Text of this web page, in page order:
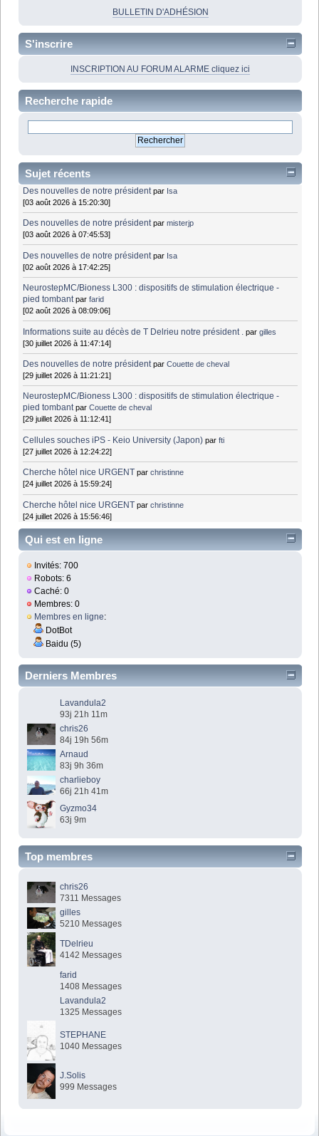
BULLETIN D'ADHÉSION
S'inscrire
INSCRIPTION AU FORUM ALARME cliquez ici
Recherche rapide
Sujet récents
Des nouvelles de notre président par Isa
[03 août 2026 à 15:20:30]
Des nouvelles de notre président parmisterjp
[03 août 2026 à 07:45:53]
Des nouvelles de notre président par Isa
[02 août 2026 à 17:42:25]
NeurostepMC/Bioness L300 : dispositifs de stimulation électrique -
pied tombant parfarid
[02 août 2026 à 08:09:06]
Informations suite au décès de T Delrieu notre président . pargilles
[30 juillet 2026 à 11:47:14]
Des nouvelles de notre président parCouette de cheval
[29 juillet 2026 à 11:21:21]
NeurostepMC/Bioness L300 : dispositifs de stimulation électrique -
pied tombant parCouette de cheval
[29 juillet 2026 à 11:12:41]
Cellules souches iPS - Keio University (Japon) parfti
[27 juillet 2026 à 12:24:22]
Cherche hôtel nice URGENT parchristinne
[24 juillet 2026 à 15:59:24]
Cherche hôtel nice URGENT parchristinne
[24 juillet 2026 à 15:56:46]
Qui est en ligne
Invités: 700
Robots: 6
Caché: 0
Membres: 0
Membres en ligne:
DotBot
Baidu (5)
Derniers Membres
Lavandula2
93j 21h 11m
chris26
84j 19h 56m
Arnaud
83j 9h 36m
charlieboy
66j 21h 41m
Gyzmo34
63j 9m
Top membres
chris26
7311 Messages
gilles
5210 Messages
TDelrieu
4142 Messages
farid
1408 Messages
Lavandula2
1325 Messages
STEPHANE
1040 Messages
J.Solis
999 Messages